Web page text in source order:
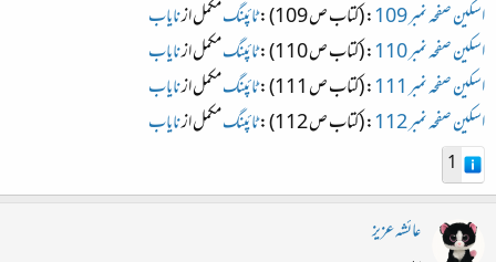
اسکین صفحہ نمبر 109
: (کتاب ص 109) : ٹائپنگ مکمل ازنایاب
اسکین صفحہ نمبر 110
: (کتاب ص 110) : ٹائپنگ مکمل ازنایاب
اسکین صفحہ نمبر 111
: (کتاب ص 111) : ٹائپنگ مکمل ازنایاب
اسکین صفحہ نمبر 112
: (کتاب ص 112) : ٹائپنگ مکمل ازنایاب
1
عائشہ عزیز